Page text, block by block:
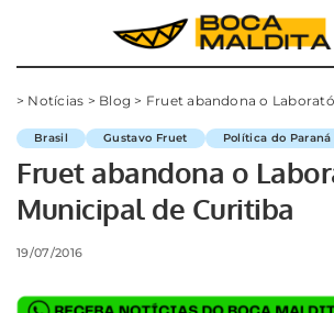
> Notícias > Blog > Fruet abandona o
Brasil Gustavo Fruet Política do Paraná
Fruet abandona o
Municipal de Curitiba
19/07/2016